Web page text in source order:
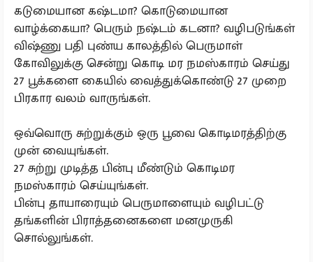
கடுமையான கஷ்டமா? கொடுமையான
வாழ்க்கையா? பெரும் நஷ்டம் கடனா? வழிபடுங்கள்
விஷ்ணு பதி புண்ய காலத்தில் பெருமாள்
கோவிலுக்கு சென்று கொடி மர நமஸ்காரம் செய்து
27 பூக்களை கையில் வைத்துக்கொண்டு 27 முறை
பிரகார வலம் வாருங்கள்.
ஒவ்வொரு சுற்றுக்கும் ஒரு பூவை கொடிமரத்திற்கு
முன் வையுங்கள்.
27 சுற்று முடித்த பின்பு மீண்டும் கொடிமர
நமஸ்காரம் செய்யுங்கள்.
பின்பு தாயாரையும் பெருமாளையும் வழிபட்டு
தங்களின் பிராத்தனைகளை மனமுருகி
சொல்லுங்கள்.